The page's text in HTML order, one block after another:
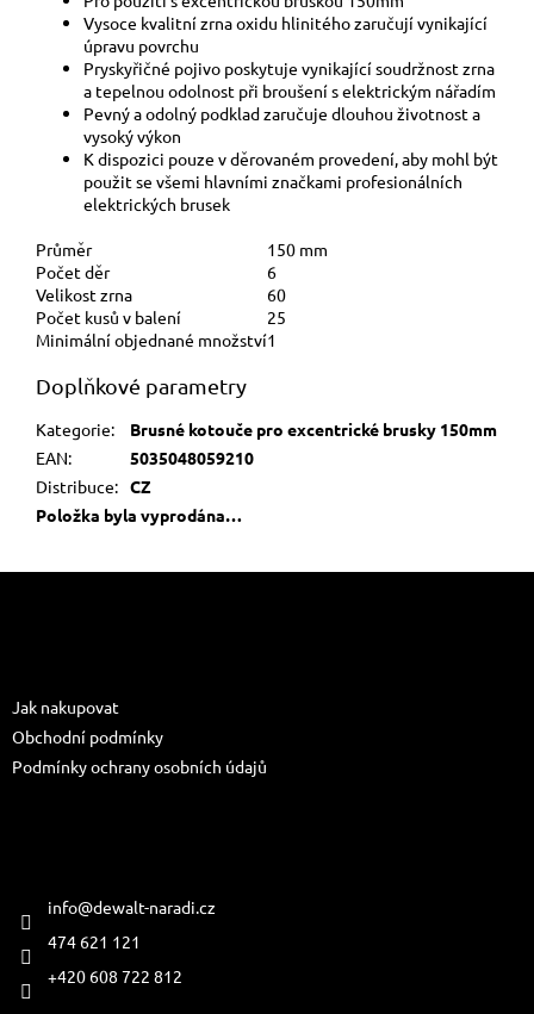
Vysoce kvalitní zrna oxidu hlinitého zaručují vynikající
úpravu povrchu
Pryskyřičné pojivo poskytuje vynikající soudržnost zrna
a tepelnou odolnost při broušení s elektrickým nářadím
Pevný a odolný podklad zaručuje dlouhou životnost a
vysoký výkon
K dispozici pouze v děrovaném provedení, aby mohl být
použit se všemi hlavními značkami profesionálních
elektrických brusek
Průměr
150 mm
Počet děr
6
Velikost zrna
60
Počet kusů v balení
25
Minimální objednané množství1
Doplňkové parametry
Kategorie:
Brusné kotouče pro excentrické brusky 150mm
EAN:
5035048059210
Distribuce: CZ
Položka byla vyprodána…
Jak nakupovat
Obchodní podmínky
Podmínky ochrany osobních údajů
info@dewalt-naradi.cz
474 621 121
+420 608 722 812